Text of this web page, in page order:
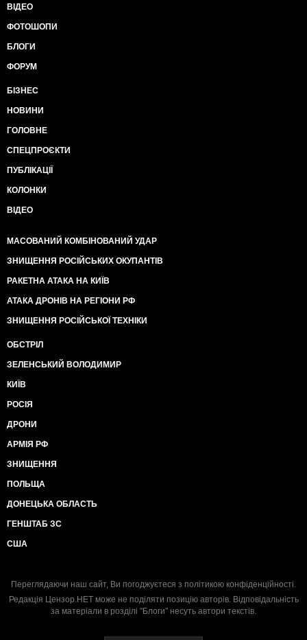
ВІДЕО
ФОТОШОПИ
БЛОГИ
ФОРУМ
БІЗНЕС
НОВИНИ
ГОЛОВНЕ
СПЕЦПРОЄКТИ
ПУБЛІКАЦІЇ
КОЛОНКИ
ВІДЕО
МАСОВАНИЙ КОМБІНОВАНИЙ УДАР
ЗНИЩЕННЯ РОСІЙСЬКИХ ОКУПАНТІВ
РАКЕТНА АТАКА НА КИЇВ
АТАКА ДРОНІВ НА РЕГІОНИ РФ
ЗНИЩЕННЯ РОСІЙСЬКОЇ ТЕХНІКИ
ОБСТРІЛ
ЗЕЛЕНСЬКИЙ ВОЛОДИМИР
КИЇВ
РОСІЯ
ДРОНИ
АРМІЯ РФ
ЗНИЩЕННЯ
ПОЛЬЩА
ДОНЕЦЬКА ОБЛАСТЬ
ГЕНШТАБ ЗС
США
Переглядаючи наш сайт, Ви погоджуєтеся з політикою конфіденційності.
Редакція Цензор.НЕТ може не поділяти позицію авторів. Відповідальність
за матеріали в розділі "Блоги" несуть автори текстів.